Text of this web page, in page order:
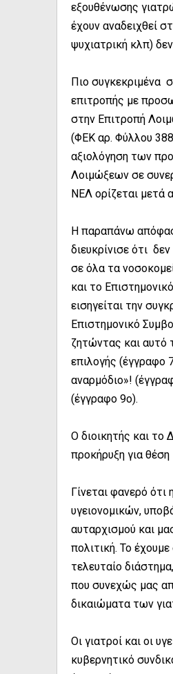
εξουθένωσης
έχουν αναδειχθεί
ψυχιατρική κλπ)
Πιο συγκεκριμένα
επιτροπής με
στην Επιτροπή
(ΦΕΚ αρ. Φύλλου
αξιολόγηση των
Λοιμώξεων σε
ΝΕΛ ορίζεται μετά
Η παραπάνω
διευκρίνισε ότι
σε όλα τα
και το
εισηγείται την
Επιστημονικό
ζητώντας και αυτό
επιλογής (έγγραφο
αναρμόδιο»!
(έγγραφο 9ο).
Ο διοικητής και το
προκήρυξη για
Γίνεται φανερό
υγειονομικών,
αυταρχισμού και
πολιτική. Το
τελευταίο
που συνεχώς μας
δικαιώματα των
Οι γιατροί και οι
κυβερνητικό